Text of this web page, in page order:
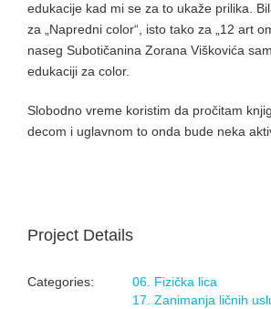
edukacije kad mi se za to ukaže prilika.
za „Napredni color“, isto tako za „12 art
naseg Subotičanina Zorana Viškovića
edukaciji za color.
Slobodno vreme koristim da pročitam
decom i uglavnom to onda bude neka
Project Details
Categories:
06. Fizička lica
17. Zanimanja ličnih